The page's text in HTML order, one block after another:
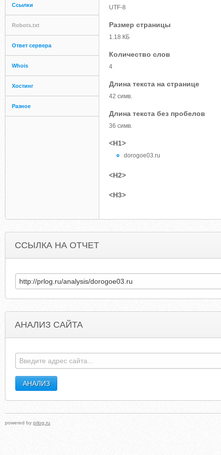
Ссылки
Robots.txt
Ответ сервера
Whois
Хостинг
Разное
UTF-8
Размер страницы
1.18 КБ
Количество слов
4
Длина текста на странице
42 симв.
Длина текста без пробелов
36 симв.
<H1>
dorogoe03.ru
<H2>
<H3>
ССЫЛКА НА ОТЧЕТ
АНАЛИЗ САЙТА
powered by prlog.ru